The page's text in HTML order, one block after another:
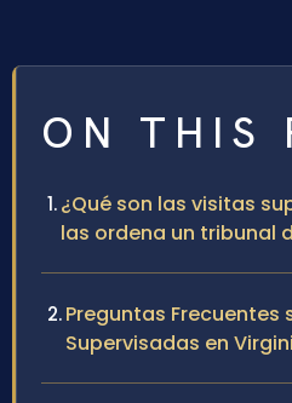
ON THIS
¿Qué son las visitas
las ordena un tribunal
Preguntas Frecuentes
Supervisadas en